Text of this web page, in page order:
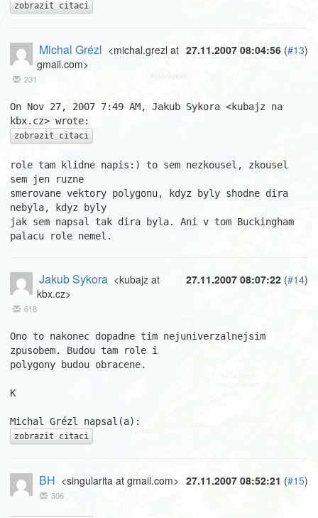
zobrazit citaci
27.11.2007 08:04:56 (#13)
Michal Grézl <michal.grezl at
gmail.com>
231
On Nov 27, 2007 7:49 AM, Jakub Sykora <kubajz na
zobrazit citaci
role tam klidne napis:) to sem nezkousel, zkousel
sem jen ruzne
smerovane vektory polygonu, kdyz byly shodne dira
nebyla, kdyz byly
jak sem napsal tak dira byla. Ani v tom Buckingham
palacu role nemel.
27.11.2007 08:07:22 (#14)
Jakub Sykora <kubajz at
kbx.cz>
618
Ono to nakonec dopadne tim nejuniverzalnejsim
zpusobem. Budou tam role i
polygony budou obracene.
K
zobrazit citaci
27.11.2007 08:52:21 (#15)
BH <singularita at gmail.com>
306